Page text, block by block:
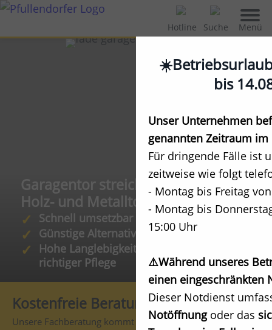
Hotline Suche Menü
Garagentor streichen:
Holz- und Metalltore pflegen
Schnell umsetzbar
Günstige Alternative zum Austausch
Hohe Langlebigkeit des Materials bei
richtiger Pflege
Kostenfreie Beratung
Unsere Fachberatung kommt gerne zu Ihnen:
bis
Unser Unternehmen
genannten Zeitraum
Für dringende Fälle ist
zeitweise wie folgt
- Montag bis Freitag
- Montag bis
15:00 Uhr
⚠️Während unseres
einen eingeschränkten
Dieser Notdienst
Notöffnung oder das